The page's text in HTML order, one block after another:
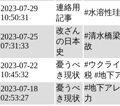
2023-07-29
10:50:31
連絡用
記事
#水溶性
2023-07-25
07:31:33
改ざん
の日本
史
#清水橋
故
2023-07-22
10:45:32
憂うべ
き現状
#ウクラ
税 #地下
2023-07-18
02:53:27
憂うべ
き現状
#地下ア
力